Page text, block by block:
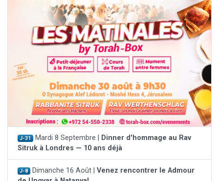
J-31 Mardi 8 Septembre |
Dinner d'hommage au Rav
Sitruk à Londres — 10 ans déjà
J-8 Dimanche 16 Août | Venez rencontrer le Admour